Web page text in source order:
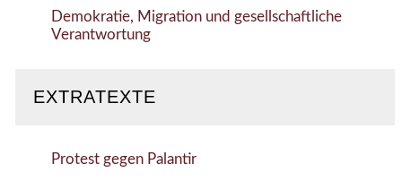
Demokratie, Migration und gesellschaftliche
Verantwortung
EXTRATEXTE
Protest gegen Palantir